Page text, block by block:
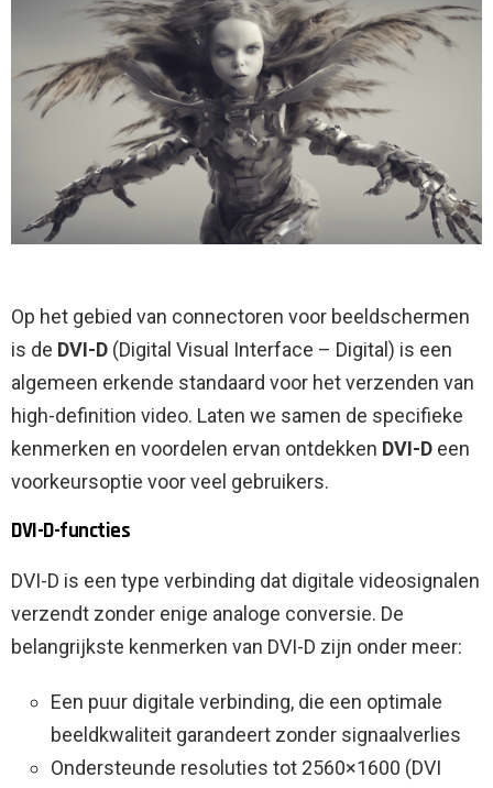
Op het gebied van connectoren voor beeldschermen
is de DVI-D (Digital Visual Interface – Digital) is een
algemeen erkende standaard voor het verzenden van
high-definition video. Laten we samen de specifieke
kenmerken en voordelen ervan ontdekken DVI-D een
voorkeursoptie voor veel gebruikers.
DVI-D-functies
DVI-D is een type verbinding dat digitale videosignalen
verzendt zonder enige analoge conversie. De
belangrijkste kenmerken van DVI-D zijn onder meer:
Een puur digitale verbinding, die een optimale
beeldkwaliteit garandeert zonder signaalverlies
Ondersteunde resoluties tot 2560×1600 (DVI